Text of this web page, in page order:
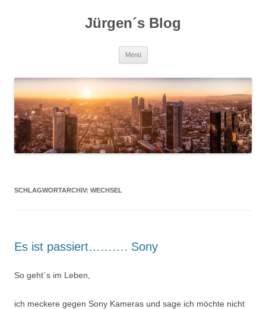
Jürgen´s Blog
Menü
SCHLAGWORTARCHIV: WECHSEL
Es ist passiert………. Sony
So geht´s im Leben,
ich meckere gegen Sony Kameras und sage ich möchte nicht